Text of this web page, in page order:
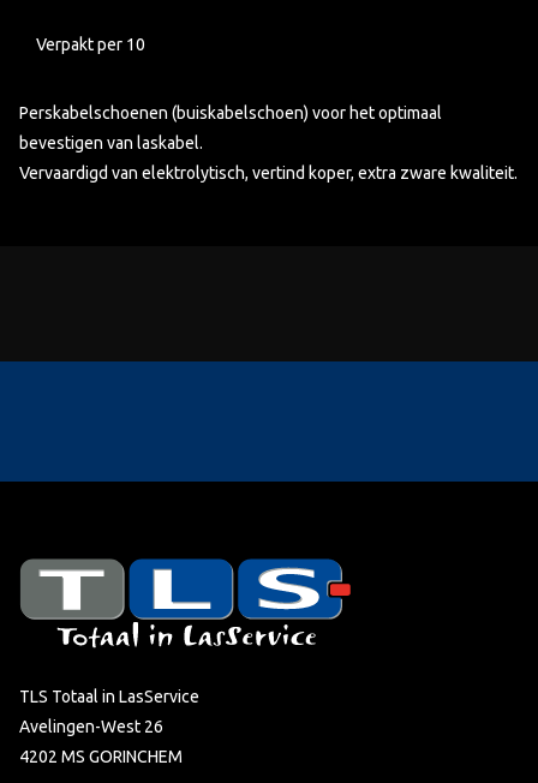
Verpakt per 10
Perskabelschoenen (buiskabelschoen) voor het optimaal
bevestigen van laskabel.
Vervaardigd van elektrolytisch, vertind koper, extra zware kwaliteit.
TLS Totaal in LasService
Avelingen-West 26
4202 MS GORINCHEM